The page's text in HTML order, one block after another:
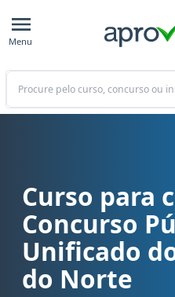
Menu
Buscar
Curso para concurso CPU/RN -
Curso para
Concurso
Unificado
do Norte